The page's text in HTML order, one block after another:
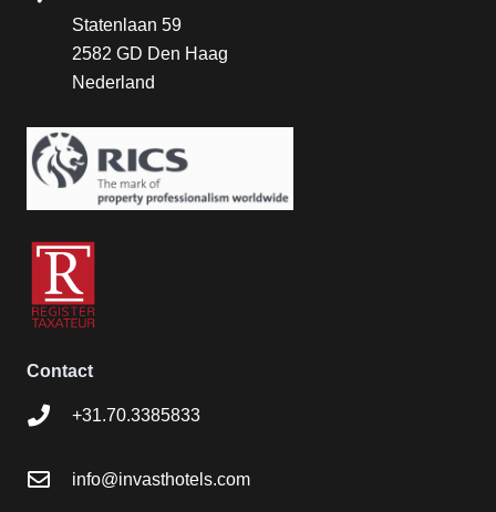
Statenlaan 59
2582 GD Den Haag
Nederland
Contact
+31.70.3385833
info@invasthotels.com